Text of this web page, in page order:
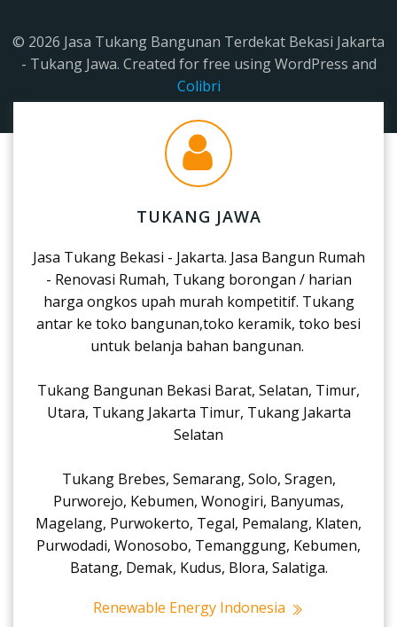
© 2026 Jasa Tukang Bangunan Terdekat Bekasi Jakarta
- Tukang Jawa. Created for free using WordPress and
Colibri
TUKANG JAWA
Jasa Tukang Bekasi - Jakarta. Jasa Bangun Rumah
- Renovasi Rumah, Tukang borongan / harian
harga ongkos upah murah kompetitif. Tukang
antar ke toko bangunan,toko keramik, toko besi
untuk belanja bahan bangunan.
Tukang Bangunan Bekasi Barat, Selatan, Timur,
Utara, Tukang Jakarta Timur, Tukang Jakarta
Selatan
Tukang Brebes, Semarang, Solo, Sragen,
Purworejo, Kebumen, Wonogiri, Banyumas,
Magelang, Purwokerto, Tegal, Pemalang, Klaten,
Purwodadi, Wonosobo, Temanggung, Kebumen,
Batang, Demak, Kudus, Blora, Salatiga.
Renewable Energy Indonesia